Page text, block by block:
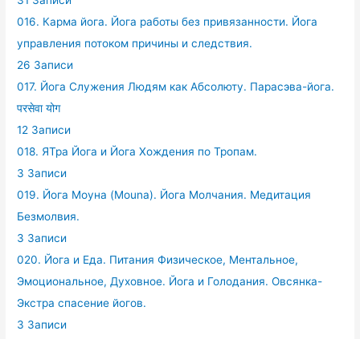
016. Карма йога. Йога работы без привязанности. Йога
управления потоком причины и следствия.
26 Записи
017. Йога Служения Людям как Абсолюту. Парасэва-йога.
परसेवा योग
12 Записи
018. ЯТра Йога и Йога Хождения по Тропам.
3 Записи
019. Йога Моуна (Mouna). Йога Молчания. Медитация
Безмолвия.
3 Записи
020. Йога и Еда. Питания Физическое, Ментальное,
Эмоциональное, Духовное. Йога и Голодания. Овсянка-
Экстра спасение йогов.
3 Записи